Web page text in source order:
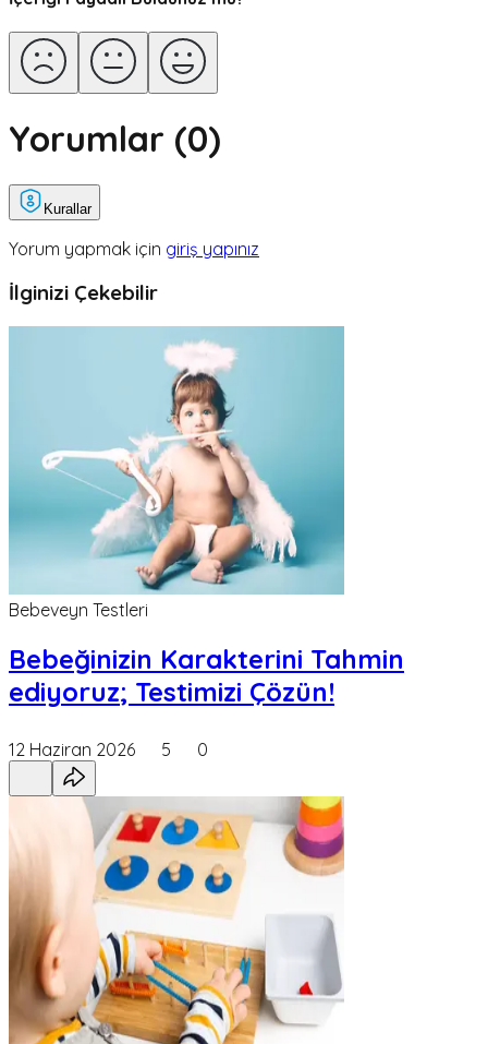
Yorumlar (0)
Kurallar
Yorum yapmak için giriş yapınız
İlginizi Çekebilir
Bebeveyn Testleri
Bebeğinizin Karakterini Tahmin
ediyoruz; Testimizi Çözün!
12 Haziran 2026 5 0